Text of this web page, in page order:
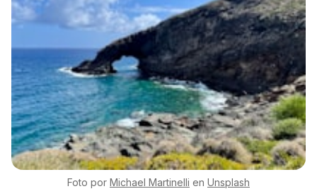
Foto por Michael Martinelli en Unsplash